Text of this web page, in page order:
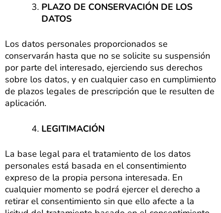
PLAZO DE CONSERVACIÓN DE LOS
DATOS
Los datos personales proporcionados se
conservarán hasta que no se solicite su suspensión
por parte del interesado, ejerciendo sus derechos
sobre los datos, y en cualquier caso en cumplimiento
de plazos legales de prescripción que le resulten de
aplicación.
LEGITIMACIÓN
La base legal para el tratamiento de los datos
personales está basada en el consentimiento
expreso de la propia persona interesada. En
cualquier momento se podrá ejercer el derecho a
retirar el consentimiento sin que ello afecte a la